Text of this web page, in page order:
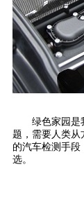
绿色家园是
题，需要人类从
的汽车检测手段
选。